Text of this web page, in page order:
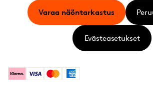
KlarnaVisa MastercardAmerican Express
Varaa näöntarkastus
Evästeasetukset